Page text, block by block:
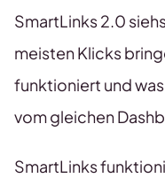
SmartLinks 2.0
meisten Klicks
funktioniert und
vom gleichen
SmartLinks